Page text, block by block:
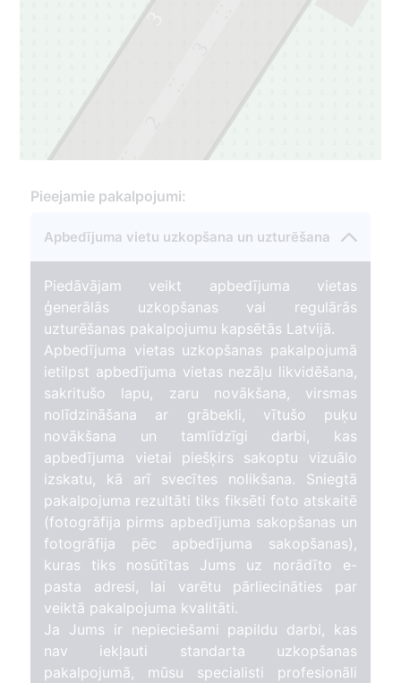
3
1
Pieejamie pakalpojumi:
Apbedījuma vietu uzkopšana un uzturēšana
Piedāvājam veikt apbedījuma vietas
ģenerālās uzkopšanas vai regulārās
uzturēšanas pakalpojumu kapsētās Latvijā.
Apbedījuma vietas uzkopšanas pakalpojumā
ietilpst apbedījuma vietas nezāļu likvidēšana,
sakritušo lapu, zaru novākšana, virsmas
nolīdzināšana ar grābekli, vītušo puķu
novākšana un tamlīdzīgi darbi, kas
apbedījuma vietai piešķirs sakoptu vizuālo
izskatu, kā arī svecītes nolikšana. Sniegtā
pakalpojuma rezultāti tiks fiksēti foto atskaitē
(fotogrāfija pirms apbedījuma sakopšanas un
fotogrāfija pēc apbedījuma sakopšanas),
kuras tiks nosūtītas Jums uz norādīto e-
pasta adresi, lai varētu pārliecināties par
veiktā pakalpojuma kvalitāti.
Ja Jums ir nepieciešami papildu darbi, kas
nav iekļauti standarta uzkopšanas
pakalpojumā, mūsu specialisti profesionāli